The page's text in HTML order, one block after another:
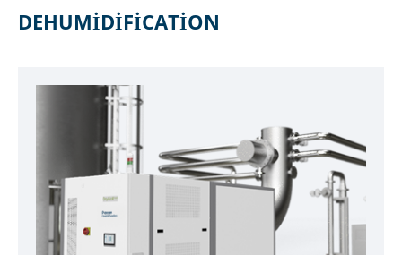
DEHUMIDIFICATION